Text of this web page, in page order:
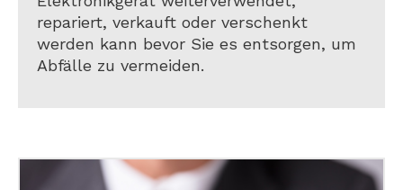
repariert, verkauft oder verschenkt
werden kann bevor Sie es entsorgen, um
Abfälle zu vermeiden.